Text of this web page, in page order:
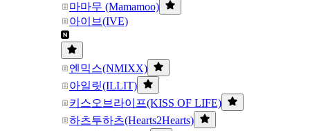
마마무 (Mamamoo)
아이브(IVE)
엔믹스(NMIXX)
아일릿(ILLIT)
키스오브라이프(KISS OF LIFE)
하츠투하츠(Hearts2Hearts)